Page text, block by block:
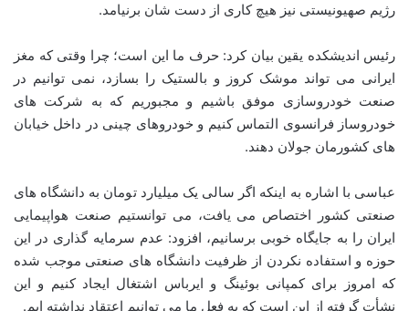
رژیم صهیونیستی نیز هیچ کاری از دست شان برنیامد.
رئیس اندیشکده یقین بیان کرد: حرف ما این است؛ چرا وقتی که مغز
ایرانی می تواند موشک کروز و بالستیک را بسازد، نمی توانیم در
صنعت خودروسازی موفق باشیم و مجبوریم که به شرکت های
خودروساز فرانسوی التماس کنیم و خودروهای چینی در داخل خیابان
های کشورمان جولان دهند.
عباسی با اشاره به اینکه اگر سالی یک میلیارد تومان به دانشگاه های
صنعتی کشور اختصاص می یافت، می توانستیم صنعت هواپیمایی
ایران را به جایگاه خوبی برسانیم، افزود: عدم سرمایه گذاری در این
حوزه و استفاده نکردن از ظرفیت دانشگاه های صنعتی موجب شده
که امروز برای کمپانی بوئینگ و ایرباس اشتغال ایجاد کنیم و این
نشأت گرفته از این است که به فعل ما می توانیم اعتقاد نداشته ایم.